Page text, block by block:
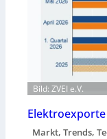
Bild: ZVEI e.V.
Markt, Trends,